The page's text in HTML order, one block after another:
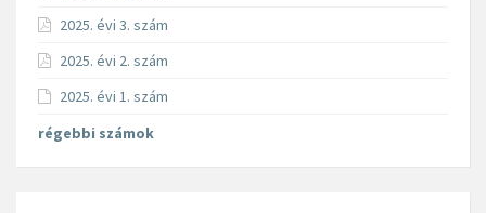
2025. évi 3. szám
2025. évi 2. szám
2025. évi 1. szám
régebbi számok